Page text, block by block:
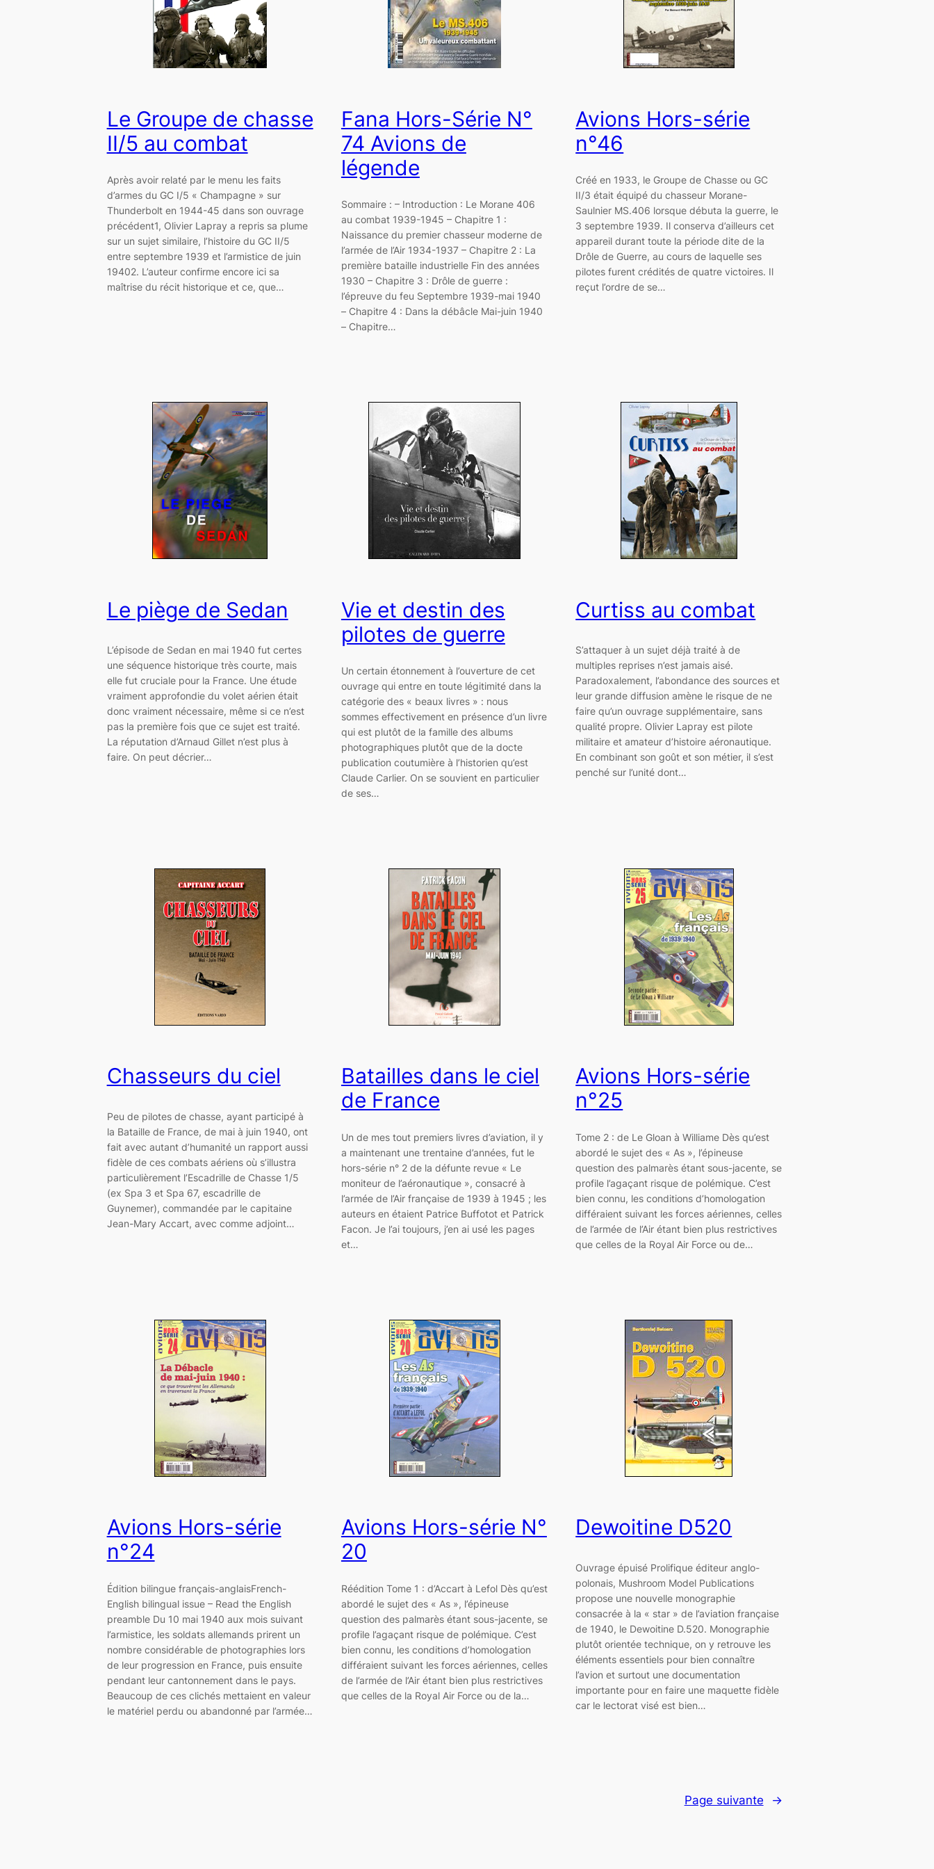
Le Groupe de chasse
II/5 au combat
Après avoir relaté par le menu les faits
d’armes du GC I/5 « Champagne » sur
Thunderbolt en 1944-45 dans son ouvrage
précédent1, Olivier Lapray a repris sa plume
sur un sujet similaire, l’histoire du GC II/5
entre septembre 1939 et l’armistice de juin
19402. L’auteur confirme encore ici sa
maîtrise du récit historique et ce, que…
Fana Hors-Série N°
74 Avions de
légende
Sommaire : – Introduction : Le Morane 406
au combat 1939-1945 – Chapitre 1 :
Naissance du premier chasseur moderne de
l’armée de l’Air 1934-1937 – Chapitre 2 : La
première bataille industrielle Fin des années
1930 – Chapitre 3 : Drôle de guerre :
l’épreuve du feu Septembre 1939-mai 1940
– Chapitre 4 : Dans la débâcle Mai-juin 1940
– Chapitre…
Avions Hors-série
n°46
Créé en 1933, le Groupe de Chasse ou GC
II/3 était équipé du chasseur Morane-
Saulnier MS.406 lorsque débuta la guerre, le
3 septembre 1939. Il conserva d’ailleurs cet
appareil durant toute la période dite de la
Drôle de Guerre, au cours de laquelle ses
pilotes furent crédités de quatre victoires. Il
reçut l’ordre de se…
Le piège de Sedan
L’épisode de Sedan en mai 1940 fut certes
une séquence historique très courte, mais
elle fut cruciale pour la France. Une étude
vraiment approfondie du volet aérien était
donc vraiment nécessaire, même si ce n’est
pas la première fois que ce sujet est traité.
La réputation d’Arnaud Gillet n’est plus à
faire. On peut décrier…
Vie et destin des
pilotes de guerre
Un certain étonnement à l’ouverture de cet
ouvrage qui entre en toute légitimité dans la
catégorie des « beaux livres » : nous
sommes effectivement en présence d’un livre
qui est plutôt de la famille des albums
photographiques plutôt que de la docte
publication coutumière à l’historien qu’est
Claude Carlier. On se souvient en particulier
de ses…
Curtiss au combat
S’attaquer à un sujet déjà traité à de
multiples reprises n’est jamais aisé.
Paradoxalement, l’abondance des sources et
leur grande diffusion amène le risque de ne
faire qu’un ouvrage supplémentaire, sans
qualité propre. Olivier Lapray est pilote
militaire et amateur d’histoire aéronautique.
En combinant son goût et son métier, il s’est
penché sur l’unité dont…
Chasseurs du ciel
Peu de pilotes de chasse, ayant participé à
la Bataille de France, de mai à juin 1940, ont
fait avec autant d’humanité un rapport aussi
fidèle de ces combats aériens où s’illustra
particulièrement l’Escadrille de Chasse 1/5
(ex Spa 3 et Spa 67, escadrille de
Guynemer), commandée par le capitaine
Jean-Mary Accart, avec comme adjoint…
Batailles dans le ciel
de France
Un de mes tout premiers livres d’aviation, il y
a maintenant une trentaine d’années, fut le
hors-série n° 2 de la défunte revue « Le
moniteur de l’aéronautique », consacré à
l’armée de l’Air française de 1939 à 1945 ; les
auteurs en étaient Patrice Buffotot et Patrick
Facon. Je l’ai toujours, j’en ai usé les pages
et…
Avions Hors-série
n°25
Tome 2 : de Le Gloan à Williame Dès qu’est
abordé le sujet des « As », l’épineuse
question des palmarès étant sous-jacente, se
profile l’agaçant risque de polémique. C’est
bien connu, les conditions d’homologation
différaient suivant les forces aériennes, celles
de l’armée de l’Air étant bien plus restrictives
que celles de la Royal Air Force ou de…
Avions Hors-série
n°24
Édition bilingue français-anglaisFrench-
English bilingual issue – Read the English
preamble Du 10 mai 1940 aux mois suivant
l’armistice, les soldats allemands prirent un
nombre considérable de photographies lors
de leur progression en France, puis ensuite
pendant leur cantonnement dans le pays.
Beaucoup de ces clichés mettaient en valeur
le matériel perdu ou abandonné par l’armée…
Avions Hors-série N°
20
Réédition Tome 1 : d’Accart à Lefol Dès qu’est
abordé le sujet des « As », l’épineuse
question des palmarès étant sous-jacente, se
profile l’agaçant risque de polémique. C’est
bien connu, les conditions d’homologation
différaient suivant les forces aériennes, celles
de l’armée de l’Air étant bien plus restrictives
que celles de la Royal Air Force ou de la…
Dewoitine D520
Ouvrage épuisé Prolifique éditeur anglo-
polonais, Mushroom Model Publications
propose une nouvelle monographie
consacrée à la « star » de l’aviation française
de 1940, le Dewoitine D.520. Monographie
plutôt orientée technique, on y retrouve les
éléments essentiels pour bien connaître
l’avion et surtout une documentation
importante pour en faire une maquette fidèle
car le lectorat visé est bien…
Page suivante →